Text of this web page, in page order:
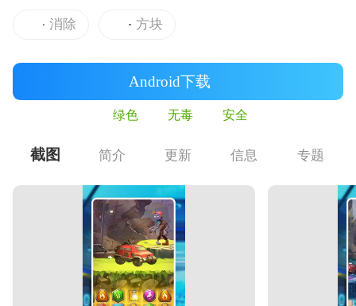
消除 方块
Android下载
绿色 无毒 安全
截图 简介 更新 信息 专题